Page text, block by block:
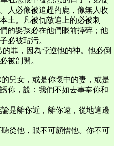
人必像被追趕的鹿，像無人收
土。凡被仇敵追上的必被刺
的嬰孩必在他們眼前摔碎；他
必被玷污。
罪，因為悖逆他的神。他必倒
被剖開。
兒女，或是你懷中的妻，或是
你，說：我們不如去事奉你和
是離你近，離你遠，從地這邊
從他，眼不可顧惜他。你不可